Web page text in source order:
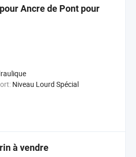
Ancre de Pont pour
Niveau Lourd Spécial
à vendre